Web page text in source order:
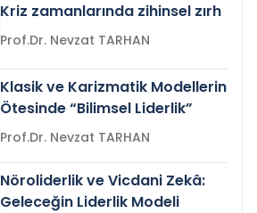
Kriz zamanlarında zihinsel zırh
Prof.Dr. Nevzat TARHAN
Klasik ve Karizmatik Modellerin
Ötesinde “Bilimsel Liderlik”
Prof.Dr. Nevzat TARHAN
Nöroliderlik ve Vicdani Zekâ:
Geleceğin Liderlik Modeli